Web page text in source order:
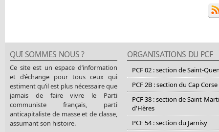
QUI SOMMES NOUS ?
Ce site est un espace d’information
et d’échange pour tous ceux qui
estiment qu’il est plus nécessaire que
jamais de faire vivre le Parti
communiste français, parti
anticapitaliste de masse et de classe,
assumant son histoire.
ORGANISATIONS DU PCF
PCF 02 : section de Saint-
PCF 2B : section du Cap Corse
PCF 38 : section de Saint-
d'Hères
PCF 54 : section du Jarnisy